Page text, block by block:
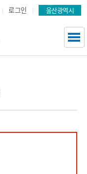
로그인 울산광역시